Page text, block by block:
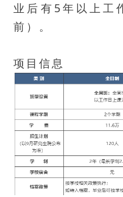
业后有5年以上工
前）。
项目信息